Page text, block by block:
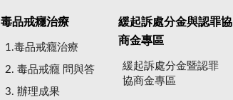
毒品戒癮治療
1.毒品戒癮治療
2. 毒品戒癮 問與答
3. 辦理成果
緩起訴處分金與認罪協
商金專區
緩起訴處分金暨認罪
協商金專區